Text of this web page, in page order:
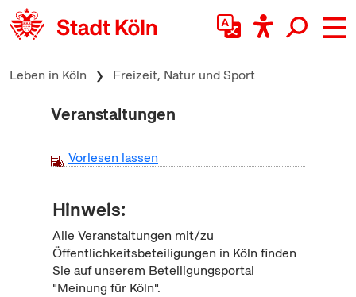
zum Inhalt springen
Leben in Köln Freizeit, Natur und Sport
Veranstaltungen
Vorlesen lassen
Hinweis:
Alle Veranstaltungen mit/zu
Öffentlichkeitsbeteiligungen in Köln finden
Sie auf unserem Beteiligungsportal
"Meinung für Köln".